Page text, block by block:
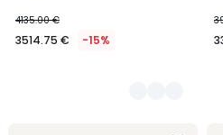
4135.00 €
3514.75 € -15%